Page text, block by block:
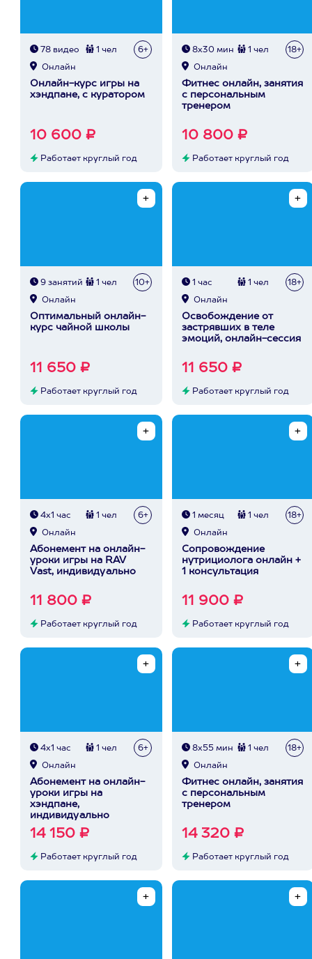
78 видео 1 чел 6+
Онлайн
Онлайн-курс игры на
хэндпане, с куратором
10 600 ₽
Работает круглый год
8х30 мин 1 чел 18+
Онлайн
Фитнес онлайн, занятия
с персональным
тренером
10 800 ₽
Работает круглый год
9 занятий 1 чел 10+
Онлайн
Оптимальный онлайн-
курс чайной школы
11 650 ₽
Работает круглый год
1 час 1 чел 18+
Онлайн
Освобождение от
застрявших в теле
эмоций, онлайн-сессия
11 650 ₽
Работает круглый год
4х1 час 1 чел 6+
Онлайн
Абонемент на онлайн-
уроки игры на RAV
Vast, индивидуально
11 800 ₽
Работает круглый год
1 месяц 1 чел 18+
Онлайн
Сопровождение
нутрициолога онлайн +
1 консультация
11 900 ₽
Работает круглый год
4х1 час 1 чел 6+
Онлайн
Абонемент на онлайн-
уроки игры на
хэндпане,
индивидуально
14 150 ₽
Работает круглый год
8х55 мин 1 чел 18+
Онлайн
Фитнес онлайн, занятия
с персональным
тренером
14 320 ₽
Работает круглый год